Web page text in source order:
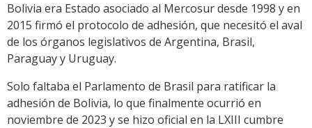
Bolivia era Estado asociado al Mercosur desde 1998 y en
2015 firmó el protocolo de adhesión, que necesitó el aval
de los órganos legislativos de Argentina, Brasil,
Paraguay y Uruguay.
Solo faltaba el Parlamento de Brasil para ratificar la
adhesión de Bolivia, lo que finalmente ocurrió en
noviembre de 2023 y se hizo oficial en la LXIII cumbre